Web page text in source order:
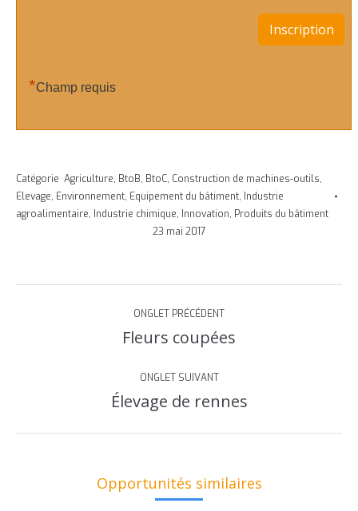
*Champ requis
Catégorie Agriculture, BtoB, BtoC, Construction de machines-outils,
Elevage, Environnement, Equipement du bâtiment, Industrie
agroalimentaire, Industrie chimique, Innovation, Produits du bâtiment
23 mai 2017
Navigation
commentaire
ONGLET PRÉCÉDENT
Onglet
Fleurs coupées
ONGLET SUIVANT
Onglet
Élevage de rennes
Opportunités similaires